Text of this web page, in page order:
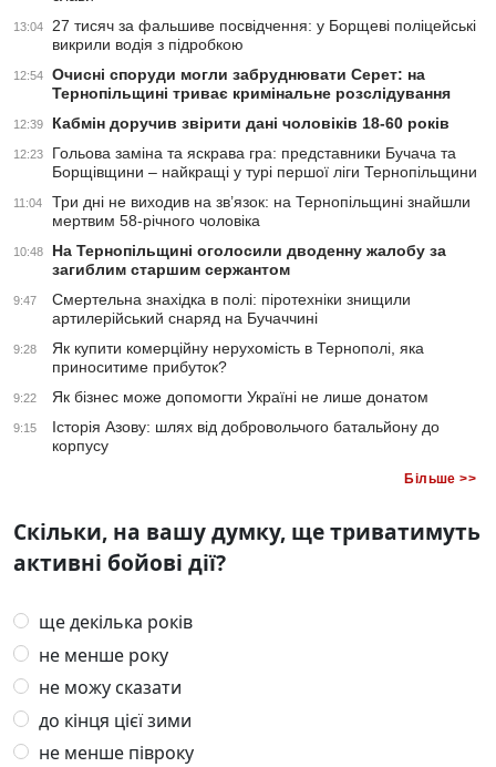
13:04
27 тисяч за фальшиве посвідчення: у Борщеві поліцейські
викрили водія з підробкою
12:54
Очисні споруди могли забруднювати Серет: на
Тернопільщині триває кримінальне розслідування
12:39 Кабмін доручив звірити дані чоловіків 18-60 років
12:23
Гольова заміна та яскрава гра: представники Бучача та
Борщівщини – найкращі у турі першої ліги Тернопільщини
11:04
Три дні не виходив на зв’язок: на Тернопільщині знайшли
мертвим 58-річного чоловіка
10:48
На Тернопільщині оголосили дводенну жалобу за
загиблим старшим сержантом
9:47
Смертельна знахідка в полі: піротехніки знищили
артилерійський снаряд на Бучаччині
9:28
Як купити комерційну нерухомість в Тернополі, яка
приноситиме прибуток?
9:22 Як бізнес може допомогти Україні не лише донатом
9:15
Історія Азову: шлях від добровольчого батальйону до
корпусу
Більше >>
Скільки, на вашу думку, ще триватимуть
активні бойові дії?
ще декілька років
не менше року
не можу сказати
до кінця цієї зими
не менше півроку